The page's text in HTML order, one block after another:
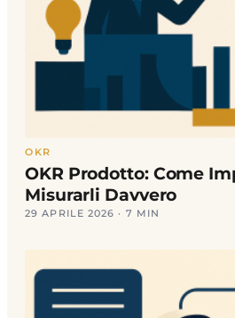
OKR
OKR Prodotto: Come
Misurarli Davvero
29 APRILE 2026 · 7 MIN